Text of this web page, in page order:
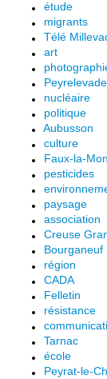
étude
migrants
Télé
art
Peyrelevade
nucléaire
politique
Aubusson
culture
Faux-la-
pesticides
paysage
association
Creuse
Bourganeuf
région
CADA
Felletin
résistance
Tarnac
école
Peyrat-le-